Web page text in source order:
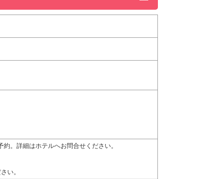
。詳細はホテルへお問合せください。
い。